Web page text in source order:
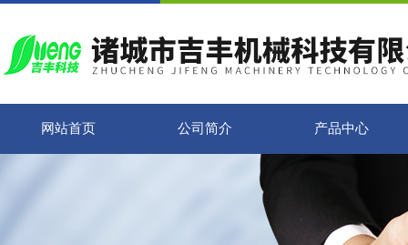
网站首页 公司简介 产品中心